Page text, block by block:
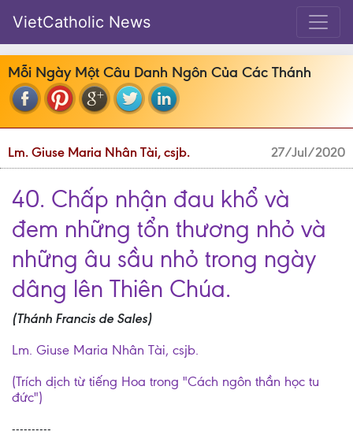
VietCatholic News
Mỗi Ngày Một Câu Danh Ngôn Của Các Thánh
Lm. Giuse Maria Nhân Tài, csjb. 27/Jul/2020
40. Chấp nhận đau khổ và
đem những tổn thương nhỏ và
những âu sầu nhỏ trong ngày
dâng lên Thiên Chúa.
(Thánh Francis de Sales)
Lm. Giuse Maria Nhân Tài, csjb.
(Trích dịch từ tiếng Hoa trong "Cách ngôn thần học tu
đức")
----------